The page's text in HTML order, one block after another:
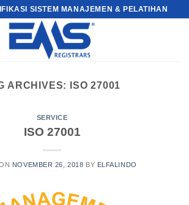
SISTEM MANAJEMEN & PELATIHAN
ARCHIVES: ISO 27001
SERVICE
ISO 27001
NOVEMBER 26, 2018 BY ELFALINDO